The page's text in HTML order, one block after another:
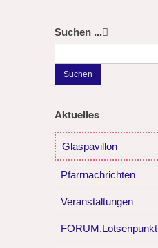
Suchen ...
Suchen
Aktuelles
Glaspavillon
Pfarrnachrichten
Veranstaltungen
FORUM.Lotsenpunkt